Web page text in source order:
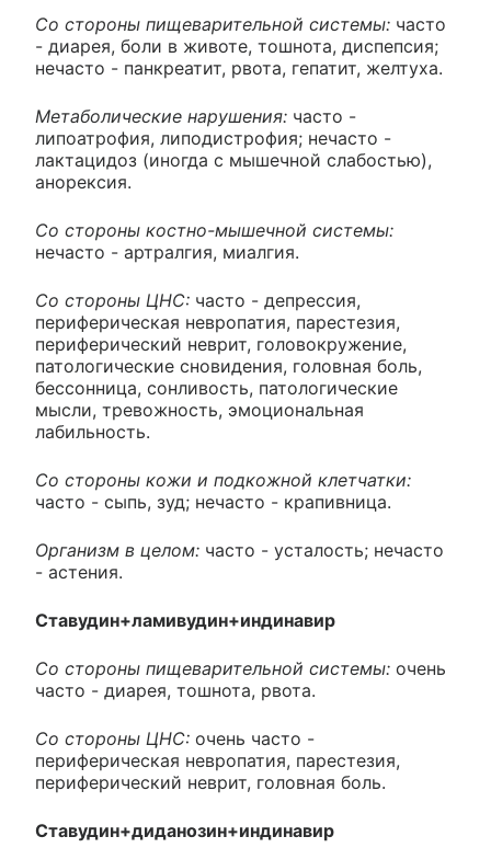
Со стороны пищеварительной системы: часто
- диарея, боли в животе, тошнота, диспепсия;
нечасто - панкреатит, рвота, гепатит, желтуха.
Метаболические нарушения: часто -
липоатрофия, липодистрофия; нечасто -
лактацидоз (иногда с мышечной слабостью),
анорексия.
Со стороны костно-мышечной системы:
нечасто - артралгия, миалгия.
Со стороны ЦНС: часто - депрессия,
периферическая невропатия, парестезия,
периферический неврит, головокружение,
патологические сновидения, головная боль,
бессонница, сонливость, патологические
мысли, тревожность, эмоциональная
лабильность.
Со стороны кожи и подкожной клетчатки:
часто - сыпь, зуд; нечасто - крапивница.
Организм в целом: часто - усталость; нечасто
- астения.
Ставудин+ламивудин+индинавир
Со стороны пищеварительной системы: очень
часто - диарея, тошнота, рвота.
Со стороны ЦНС: очень часто -
периферическая невропатия, парестезия,
периферический неврит, головная боль.
Ставудин+диданозин+индинавир